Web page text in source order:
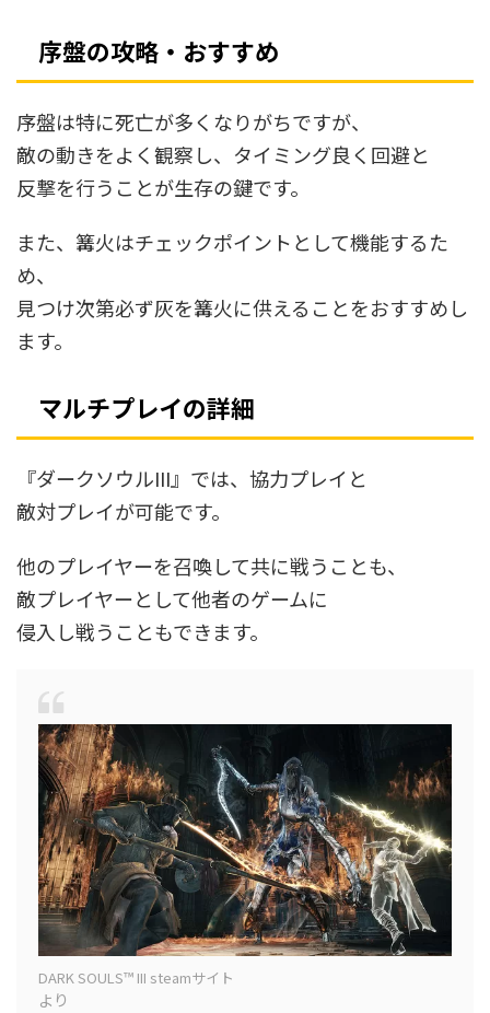
序盤の攻略・おすすめ
序盤は特に死亡が多くなりがちですが、
敵の動きをよく観察し、タイミング良く回避と
反撃を行うことが生存の鍵です。
また、篝火はチェックポイントとして機能するた
め、
見つけ次第必ず灰を篝火に供えることをおすすめし
ます。
マルチプレイの詳細
『ダークソウルIII』では、協力プレイと
敵対プレイが可能です。
他のプレイヤーを召喚して共に戦うことも、
敵プレイヤーとして他者のゲームに
侵入し戦うこともできます。
DARK SOULS™ III steamサイト
より